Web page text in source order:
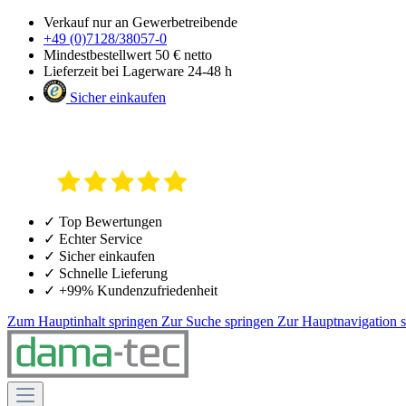
Verkauf nur an Gewerbetreibende
+49 (0)7128/38057-0
Mindestbestellwert 50 € netto
Lieferzeit bei Lagerware 24-48 h
Sicher einkaufen
✓ Top Bewertungen
✓ Echter Service
✓ Sicher einkaufen
✓ Schnelle Lieferung
✓ +99% Kundenzufriedenheit
Zum Hauptinhalt springen Zur Suche springen Zur Hauptnavigation